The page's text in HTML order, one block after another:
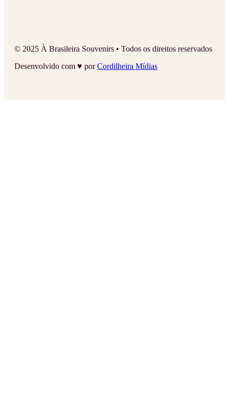
© 2025 À Brasileira Souvenirs • Todos os direitos reservados
Desenvolvido com ♥ porCordilheira Mídias